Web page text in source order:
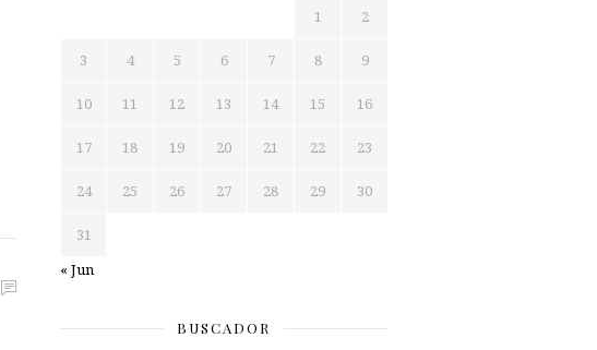
1 2
3 4 5 6 7 8 9
10 11 12 13 14 15 16
17 18 19 20 21 22 23
24 25 26 27 28 29 30
31
« Jun
BUSCADOR